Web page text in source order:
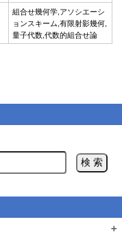
＋
組合せ幾何学,アソシエーシ
ョンスキーム,有限射影幾何,
量子代数,代数的組合せ論